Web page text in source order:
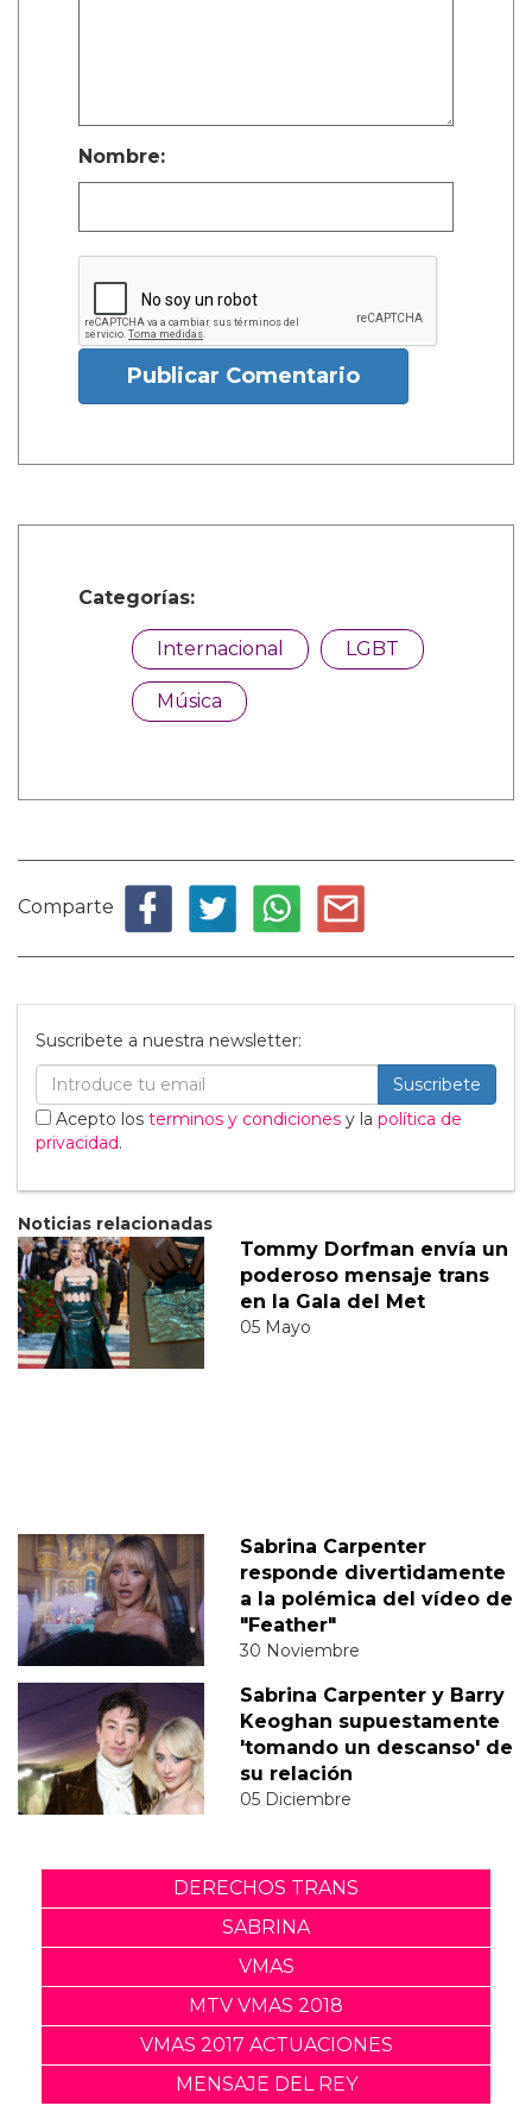
Nombre:
Publicar Comentario
Categorías:
Internacional LGBT
Música
Comparte
Suscribete a nuestra newsletter:
Suscribete
Acepto los terminos y condiciones y la política de
privacidad.
Noticias relacionadas
Tommy Dorfman envía un
poderoso mensaje trans
en la Gala del Met
05 Mayo
Sabrina Carpenter
responde divertidamente
a la polémica del vídeo de
"Feather"
30 Noviembre
Sabrina Carpenter y Barry
Keoghan supuestamente
'tomando un descanso' de
su relación
05 Diciembre
DERECHOS TRANS
SABRINA
VMAS
MTV VMAS 2018
VMAS 2017 ACTUACIONES
MENSAJE DEL REY